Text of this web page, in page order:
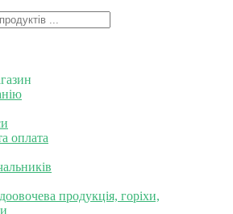
оплата
продукція, горіхи,